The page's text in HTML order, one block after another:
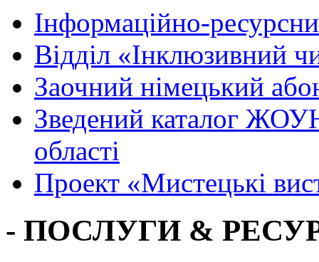
Інформаційно-
Вiддiл «Інклюзивний
Заочний німецький
Зведений каталог
області
Проект «Мистецькі
- ПОСЛУГИ &